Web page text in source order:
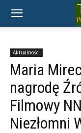
TELEWIZJA
NISKO
Aktualności
Maria
nagrodę
Filmowy
Niezłomni